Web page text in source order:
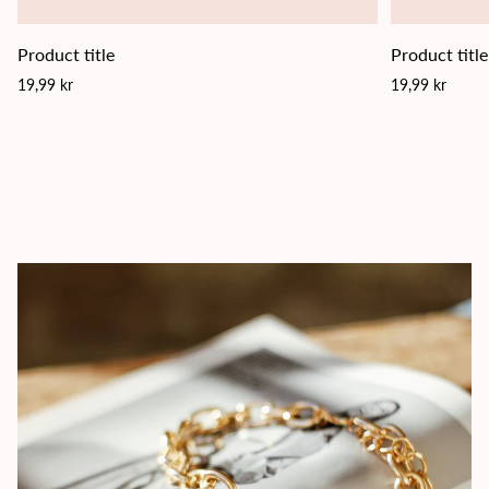
Product title
Regular
19,99 kr
Product title
Regular
19,99 kr